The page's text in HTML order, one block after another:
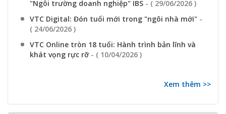
"Ngôi trường doanh nghiệp" IBS - ( 29/06/2026 )
VTC Digital: Đón tuổi mới trong "ngôi nhà mới" -
( 24/06/2026 )
VTC Online tròn 18 tuổi: Hành trình bản lĩnh và
khát vọng rực rỡ - ( 10/04/2026 )
Xem thêm >>